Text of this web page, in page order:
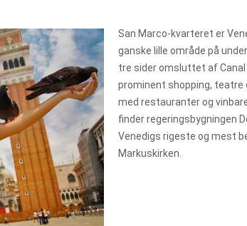
San Marco-kvarteret er
ganske lille område på
tre sider omsluttet af Canal
prominent shopping, teatre
med restauranter og
finder regeringsbygningen
Venedigs rigeste og mest
Markuskirken.